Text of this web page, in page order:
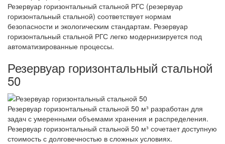
Резервуар горизонтальный стальной РГС (резервуар
горизонтальный стальной) соответствует нормам
безопасности и экологическим стандартам. Резервуар
горизонтальный стальной РГС легко модернизируется под
автоматизированные процессы.
Резервуар горизонтальный стальной
50
Резервуар горизонтальный стальной 50 м³ разработан для
задач с умеренными объемами хранения и распределения.
Резервуар горизонтальный стальной 50 м³ сочетает доступную
стоимость с долговечностью в сложных условиях.